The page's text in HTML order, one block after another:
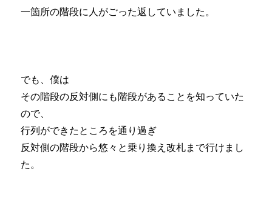
一箇所の階段に人がごった返していました。
でも、僕は
その階段の反対側にも階段があることを知っていた
ので、
行列ができたところを通り過ぎ
反対側の階段から悠々と乗り換え改札まで行けまし
た。